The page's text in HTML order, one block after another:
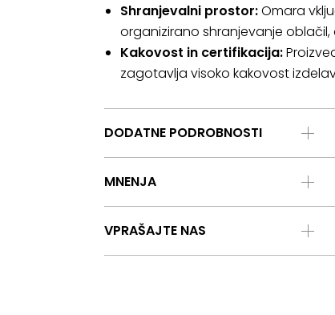
Shranjevalni prostor:Omara
organizirano shranjevanje
Kakovost in certifikacija:
zagotavlja visoko kakovost
DODATNE PODROBNOSTI
MNENJA
VPRAŠAJTE NAS